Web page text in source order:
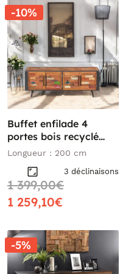
-10%
Buffet enfilade 4
portes bois recyclé
DRAKKAR
Longueur : 200 cm
3 déclinaisons
1 399,00€
1 259,10€
-5%